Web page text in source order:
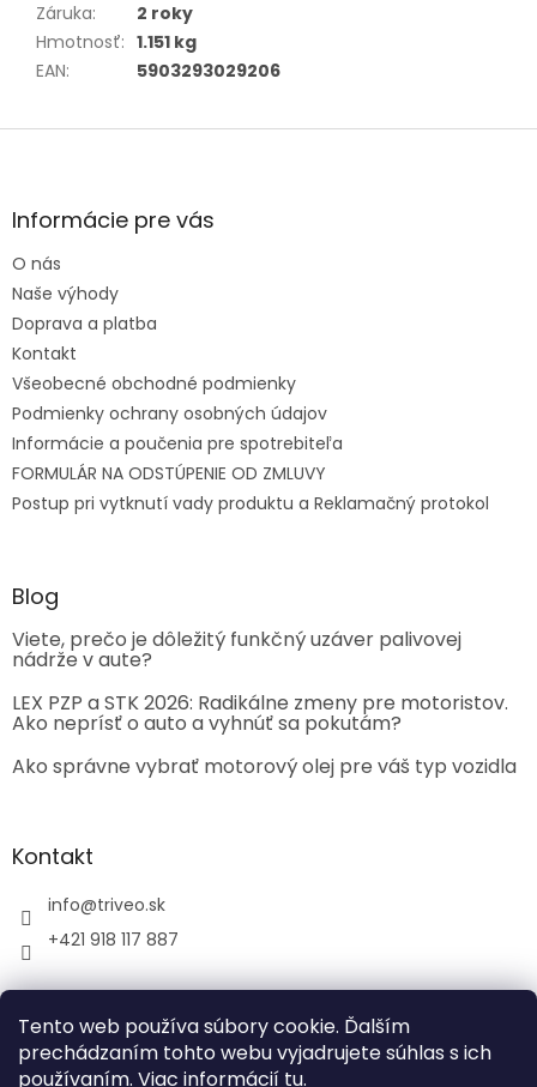
Tento web používa súbory cookie. Ďalším
prechádzaním tohto webu vyjadrujete súhlas s ich
používaním. Viac informácií tu.
Záruka:
2 roky
Hmotnosť: 1.151 kg
EAN: 5903293029206
Zápätie
Informácie pre vás
O nás
Naše výhody
Doprava a platba
Kontakt
Všeobecné obchodné podmienky
Podmienky ochrany osobných údajov
Informácie a poučenia pre spotrebiteľa
FORMULÁR NA ODSTÚPENIE OD ZMLUVY
Postup pri vytknutí vady produktu a Reklamačný protokol
Blog
Viete, prečo je dôležitý funkčný uzáver palivovej
nádrže v aute?
LEX PZP a STK 2026: Radikálne zmeny pre motoristov.
Ako neprísť o auto a vyhnúť sa pokutám?
Ako správne vybrať motorový olej pre váš typ vozidla
Kontakt
info@triveo.sk
+421 918 117 887
Vytvoril Shoptet